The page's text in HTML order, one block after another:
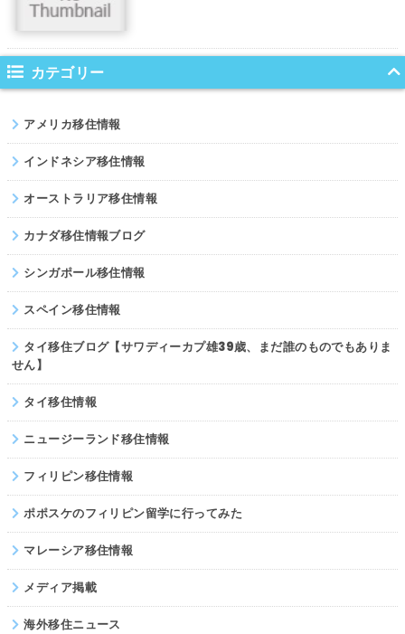
コロンビア
ノルウェー
ネパール
パキスタン
カテゴリー
アメリカ移住情報
インドネシア移住情報
オーストラリア移住情報
カナダ移住情報ブログ
シンガポール移住情報
スペイン移住情報
タイ移住ブログ【サワディーカプ雄39歳、まだ誰のものでもありま
せん】
タイ移住情報
ニュージーランド移住情報
フィリピン移住情報
ポポスケのフィリピン留学に行ってみた
マレーシア移住情報
メディア掲載
海外移住ニュース